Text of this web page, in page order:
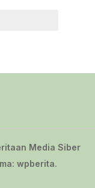
Media Siber
wpberita.